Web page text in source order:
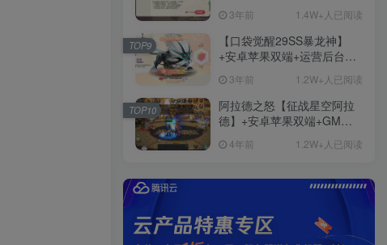
细搭建教程
3年前 1.4W+人已阅读
【口袋觉醒29SS暴龙神】
+安卓苹果双端+运营后台
端 3年前 1.2W+人已阅读
TOP9
阿拉德之怒【征战星空阿拉
德】+安卓苹果双端+GM授
+详细教程
4年前 1.2W+人已阅读
TOP10